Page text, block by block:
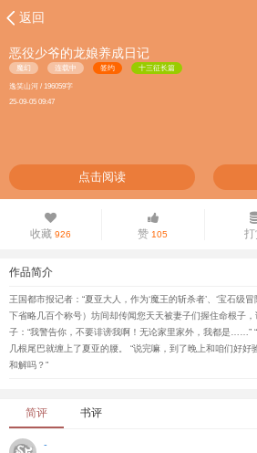
返回
恶役少爷的龙娘养成日记
魔幻 连载中 签约 十三征长篇
逸笑山河 / 196059字
25-09-05 09:47
点击阅读
收藏 926 赞 105
作品简介
王国都市报记者：“夏亚大人，作为‘魔王的斩杀者’、‘宝石级
下省略几百个称号）坊间却传闻您天天被妻子们握住命根子
子：“我警告你，不要诽谤我啊！无论家里家外，我都是……” “
几根尾巴就缠上了夏亚的腰。 “说完嘛，到了晚上和咱们好
和解吗？”
简评 书评
-